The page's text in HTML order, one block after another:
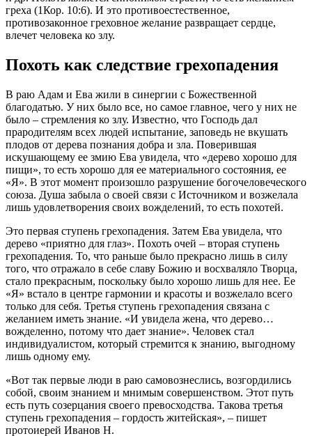
греха (1Кор. 10:6). И это противоестественное,
противозаконное греховное желание развращает сердце,
влечет человека ко злу.
Похоть как следствие грехопадения
В раю Адам и Ева жили в синергии с Божественной
благодатью. У них было все, но самое главное, чего у них не
было – стремления ко злу. Известно, что Господь дал
прародителям всех людей испытание, заповедь не вкушать
плодов от дерева познания добра и зла. Поверившая
искушающему ее змию Ева увидела, что «дерево хорошо для
пищи», то есть хорошо для ее материального состояния, ее
«Я». В этот момент произошло разрушение богочеловеческого
союза. Душа забыла о своей связи с Источником и возжелала
лишь удовлетворения своих вожделений, то есть похотей.
Это первая ступень грехопадения. Затем Ева увидела, что
дерево «приятно для глаз». Похоть очей – вторая ступень
грехопадения. То, что раньше было прекрасно лишь в силу
того, что отражало в себе славу Божию и восхваляло Творца,
стало прекрасным, поскольку было хорошо лишь для нее. Ее
«Я» встало в центре гармонии и красоты и возжелало всего
только для себя. Третья ступень грехопадения связана с
желанием иметь знание. «И увидела жена, что дерево…
вожделенно, потому что дает знание». Человек стал
индивидуалистом, который стремится к знанию, выгодному
лишь одному ему.
«Вот так первые люди в раю самовознеслись, возгордились
собой, своим знанием и мнимым совершенством. Этот путь
есть путь созерцания своего превосходства. Такова третья
ступень грехопадения – гордость житейская», – пишет
протоиерей Иванов Н.